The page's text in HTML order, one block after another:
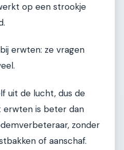
op een strookje
erwten: ze vragen
uit de lucht, dus de
erwten is beter dan
zonder
of aanschaf.